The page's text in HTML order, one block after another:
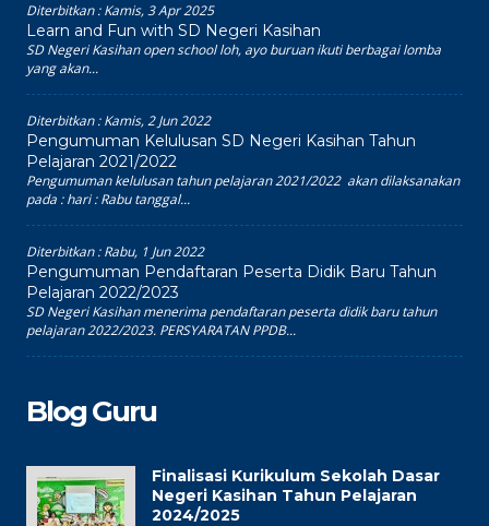
Diterbitkan :Kamis, 3 Apr 2025
Learn and Fun with SD Negeri Kasihan
SD Negeri Kasihan open school loh, ayo buruan ikuti berbagai lomba
yang akan...
Diterbitkan :Kamis, 2 Jun 2022
Pengumuman Kelulusan SD Negeri Kasihan Tahun
Pelajaran 2021/2022
Pengumuman kelulusan tahun pelajaran 2021/2022 akan dilaksanakan
pada : hari : Rabu tanggal...
Diterbitkan :Rabu, 1 Jun 2022
Pengumuman Pendaftaran Peserta Didik Baru Tahun
Pelajaran 2022/2023
SD Negeri Kasihan menerima pendaftaran peserta didik baru tahun
pelajaran 2022/2023. PERSYARATAN PPDB...
Blog Guru
Finalisasi Kurikulum Sekolah Dasar
Negeri Kasihan Tahun Pelajaran
2024/2025